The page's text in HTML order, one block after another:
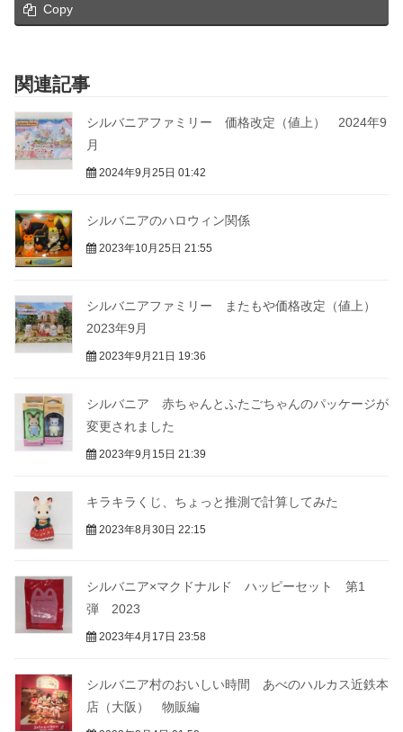
Copy
関連記事
シルバニアファミリー 価格改定（値上） 2024年9
月
2024年9月25日 01:42
シルバニアのハロウィン関係
2023年10月25日 21:55
シルバニアファミリー またもや価格改定（値上）
2023年9月
2023年9月21日 19:36
シルバニア 赤ちゃんとふたごちゃんのパッケージが
変更されました
2023年9月15日 21:39
キラキラくじ、ちょっと推測で計算してみた
2023年8月30日 22:15
シルバニア×マクドナルド ハッピーセット 第1
弾 2023
2023年4月17日 23:58
シルバニア村のおいしい時間 あべのハルカス近鉄本
店（大阪） 物販編